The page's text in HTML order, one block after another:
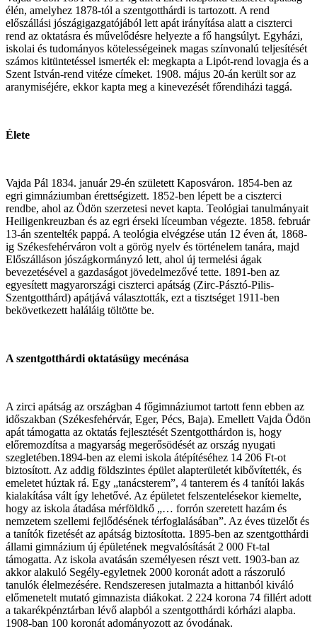
élén, amelyhez 1878-tól a szentgotthárdi is tartozott. A rend
előszállási jószágigazgatójából lett apát irányítása alatt a ciszterci
rend az oktatásra és művelődésre helyezte a fő hangsúlyt. Egyházi,
iskolai és tudományos kötelességeinek magas színvonalú teljesítését
számos kitüntetéssel ismerték el: megkapta a Lipót-rend lovagja és a
Szent István-rend vitéze címeket. 1908. május 20-án került sor az
aranymiséjére, ekkor kapta meg a kinevezését főrendiházi taggá.
Élete
Vajda Pál 1834. január 29-én született Kaposváron. 1854-ben az
egri gimnáziumban érettségizett. 1852-ben lépett be a ciszterci
rendbe, ahol az Ödön szerzetesi nevet kapta. Teológiai tanulmányait
Heiligenkreuzban és az egri érseki líceumban végezte. 1858. február
13-án szentelték pappá. A teológia elvégzése után 12 éven át, 1868-
ig Székesfehérváron volt a görög nyelv és történelem tanára, majd
Előszálláson jószágkormányzó lett, ahol új termelési ágak
bevezetésével a gazdaságot jövedelmezővé tette. 1891-ben az
egyesített magyarországi ciszterci apátság (Zirc-Pásztó-Pilis-
Szentgotthárd) apátjává választották, ezt a tisztséget 1911-ben
bekövetkezett haláláig töltötte be.
A szentgotthárdi oktatásügy mecénása
A zirci apátság az országban 4 főgimnáziumot tartott fenn ebben az
időszakban (Székesfehérvár, Eger, Pécs, Baja). Emellett Vajda Ödön
apát támogatta az oktatás fejlesztését Szentgotthárdon is, hogy
előremozdítsa a magyarság megerősödését az ország nyugati
szegletében.1894-ben az elemi iskola átépítéséhez 14 206 Ft-ot
biztosított. Az addig földszintes épület alapterületét kibővítették, és
emeletet húztak rá. Egy „tanácsterem”, 4 tanterem és 4 tanítói lakás
kialakítása vált így lehetővé. Az épületet felszentelésekor kiemelte,
hogy az iskola átadása mérföldkő „… forrón szeretett hazám és
nemzetem szellemi fejlődésének térfoglalásában”. Az éves tüzelőt és
a tanítók fizetését az apátság biztosította. 1895-ben az szentgotthárdi
állami gimnázium új épületének megvalósítását 2 000 Ft-tal
támogatta. Az iskola avatásán személyesen részt vett. 1903-ban az
akkor alakuló Segély-egyletnek 2000 koronát adott a rászoruló
tanulók élelmezésére. Rendszeresen jutalmazta a hittanból kiváló
előmenetelt mutató gimnazista diákokat. 2 224 korona 74 fillért adott
a takarékpénztárban lévő alapból a szentgotthárdi kórházi alapba.
1908-ban 100 koronát adományozott az óvodának.